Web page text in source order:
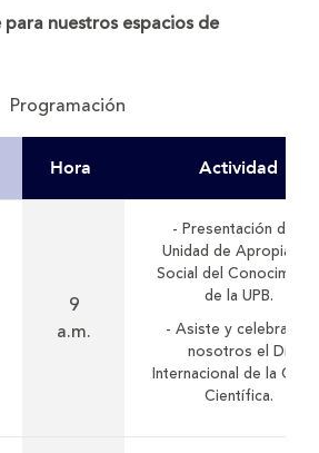
nuestros espacios de
Programación
Hora Actividad
9
a.m.
- Presentación de la
Unidad de Apropiación
Social del
de la UPB.
- Asiste y celebra con
nosotros el Día
Internacional de la
Científica.